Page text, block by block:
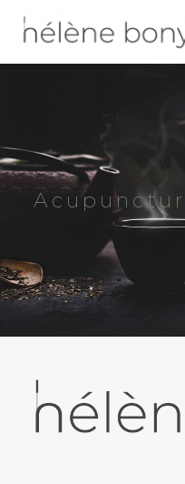
Panneau de gestion des